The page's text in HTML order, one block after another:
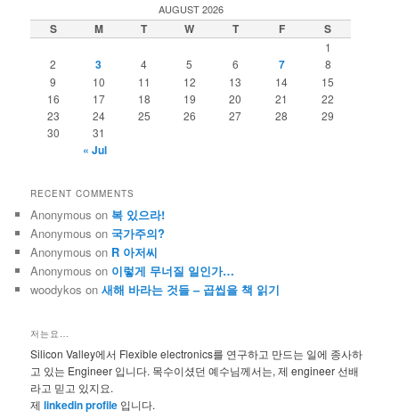
c
h
AUGUST 2026
S M T W T F S
1
2
3 4 5 6 7
8
9
10 11 12 13 14
15
16
17 18 19 20 21
22
23
24 25 26 27 28
29
30
31
« Jul
RECENT COMMENTS
Anonymous on 복 있으라!
Anonymous on 국가주의?
Anonymous on R 아저씨
Anonymous on 이렇게 무너질 일인가…
woodykos on새해 바라는 것들 – 곱씹을 책 읽기
저는요…
Silicon Valley에서 Flexible electronics를 연구하고 만드는 일에 종사하
고 있는 Engineer 입니다. 목수이셨던 예수님께서는, 제 engineer 선배
라고 믿고 있지요.
제linkedin profile 입니다.